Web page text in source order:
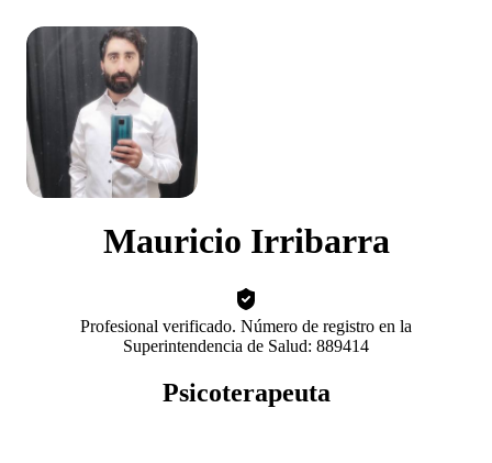
Mauricio Irribarra
Profesional verificado. Número de registro en la
Superintendencia de Salud: 889414
Psicoterapeuta